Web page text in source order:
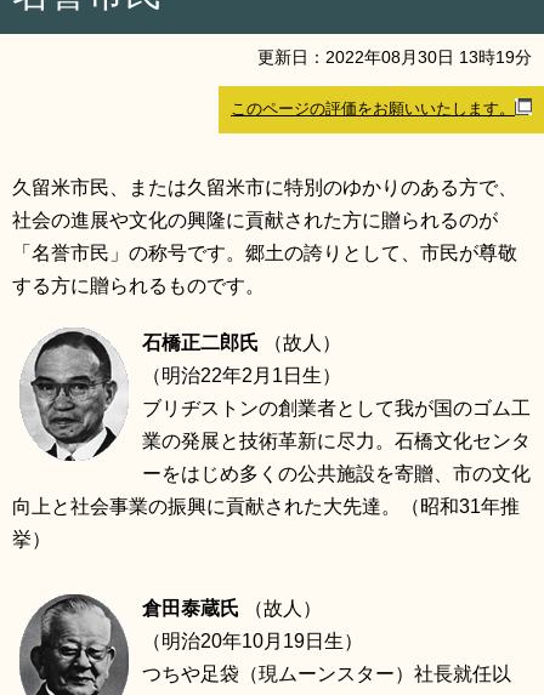
観光魅力・イベント
創業・産業・ビジネス
サイトマップ 組織から探す
リンク集 利用ガイド
サイトについて
閉じる
更新日： 2022年08月30日 13時19分
このページの評価をお願いいたします。
久留米市民、または久留米市に特別のゆかりのある方で、
社会の進展や文化の興隆に貢献された方に贈られるのが
「名誉市民」の称号です。郷土の誇りとして、市民が尊敬
する方に贈られるものです。
石橋正二郎氏
（故人）
（明治22年2月1日生）
ブリヂストンの創業者として我が国のゴム工
業の発展と技術革新に尽力。石橋文化センタ
ーをはじめ多くの公共施設を寄贈、市の文化
向上と社会事業の振興に貢献された大先達。（昭和31年推
挙）
倉田泰蔵氏
（故人）
（明治20年10月19日生）
つちや足袋（現ムーンスター）社長就任以